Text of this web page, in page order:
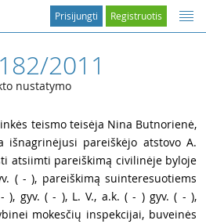
Registruotis
Prisijungti
2011
nustatymo
teismo teisėja Nina Butnorienė,
išnagrinėjusi pareiškėjo atstovo A.
atsiimti pareiškimą civilinėje byloje
( - ), pareiškimą suinteresuotiems
), gyv. ( - ), L. V., a.k. ( - ) gyv. ( - ),
mokesčių inspekcijai, buveinės